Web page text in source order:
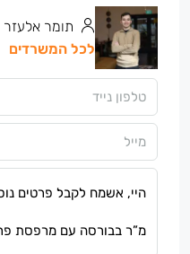
תומר אלעזר
לכל המשרדים